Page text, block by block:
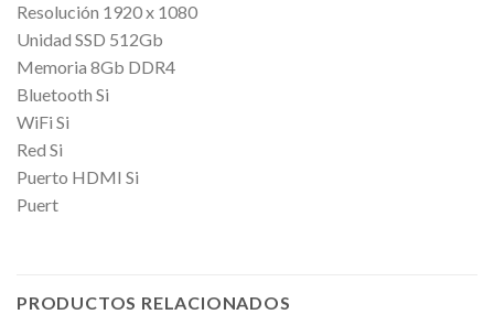
Resolución 1920 x 1080
Unidad SSD 512Gb
Memoria 8Gb DDR4
Bluetooth Si
WiFi Si
Red Si
Puerto HDMI Si
Puert
PRODUCTOS RELACIONADOS